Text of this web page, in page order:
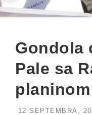
Gondola
Pale sa
planinom
12 SEPTEMBRA,